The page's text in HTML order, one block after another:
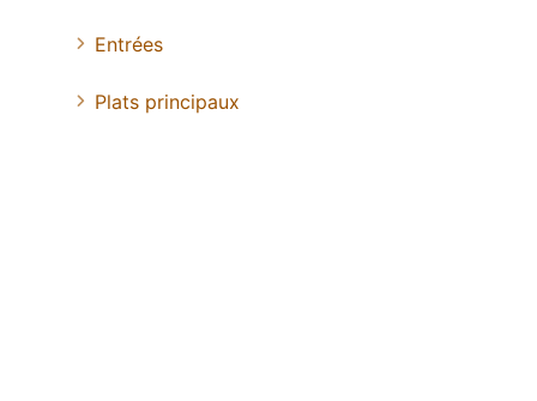
Entrées
Plats principaux